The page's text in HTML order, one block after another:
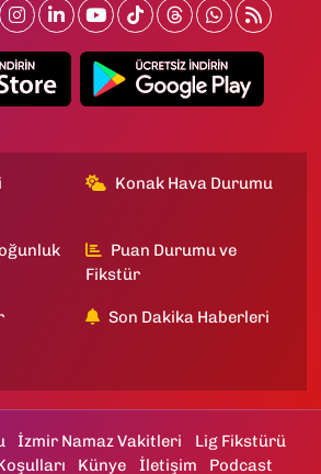
Konak Hava Durumu
Puan Durumu ve
Fikstür
Son Dakika Haberleri
İzmir Namaz Vakitleri
Lig Fikstürü
Künye İletişim Podcast